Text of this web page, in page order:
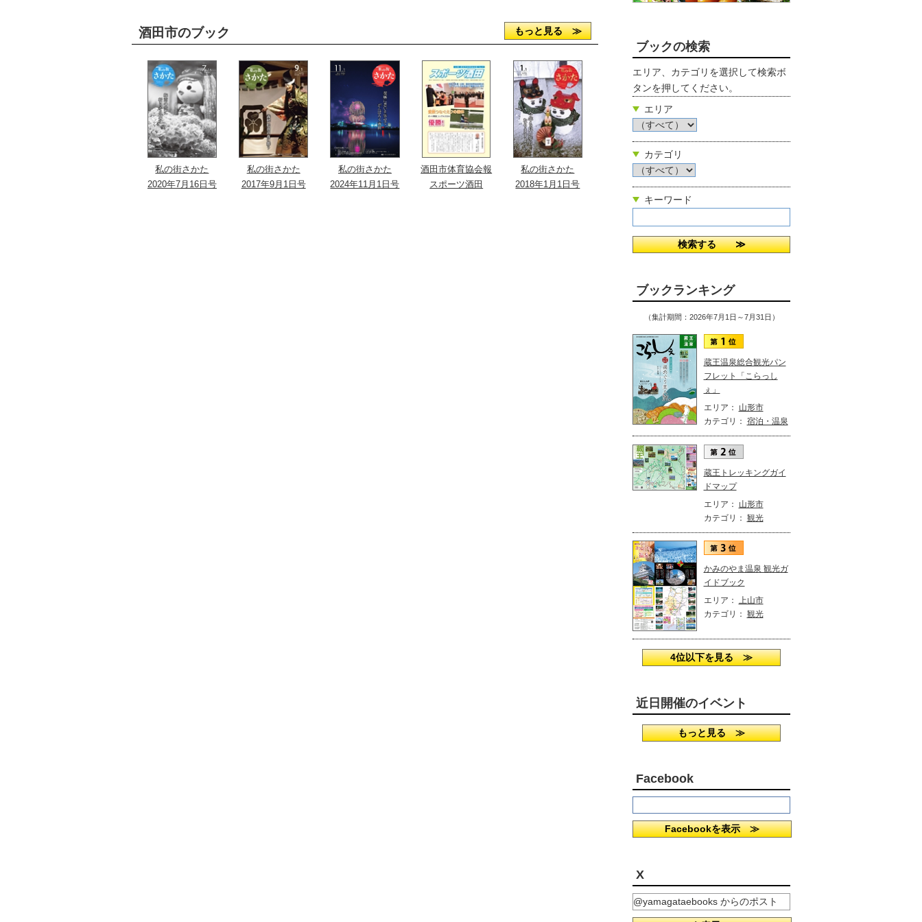
酒田市のブック もっと見る ≫
私の街さかた
2020年7月16日号
私の街さかた
2017年9月1日号
私の街さかた
2024年11月1日号
酒田市体育協会報
スポーツ酒田
私の街さかた
2018年1月1日号
ブックの検索
エリア、カテゴリを選択して検索ボ
タンを押してください。
エリア
カテゴリ
キーワード
ブックランキング
（集計期間：2026年7月1日～7月31日）
蔵王温泉総合観光パン
フレット「こらっし
ぇ」
エリア：
山形市
カテゴリ： 宿泊・温泉
蔵王トレッキングガイ
ドマップ
エリア：
山形市
カテゴリ： 観光
かみのやま温泉 観光ガ
イドブック
エリア： 上山市
カテゴリ： 観光
4位以下を見る ≫
近日開催のイベント
もっと見る ≫
Facebook
Facebookを表示 ≫
X
@yamagataebooks からのポスト